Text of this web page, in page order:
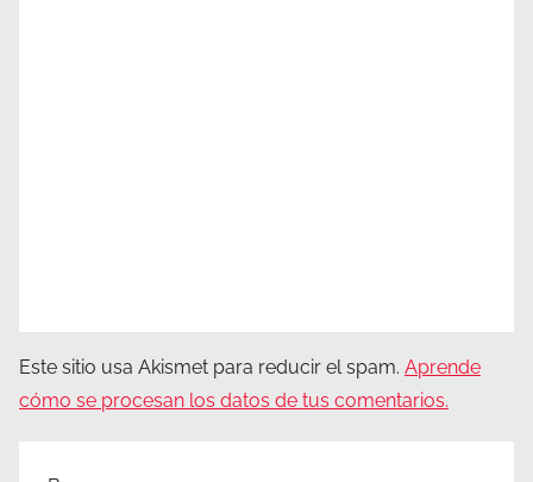
Este sitio usa Akismet para reducir el spam. Aprende
cómo se procesan los datos de tus comentarios.